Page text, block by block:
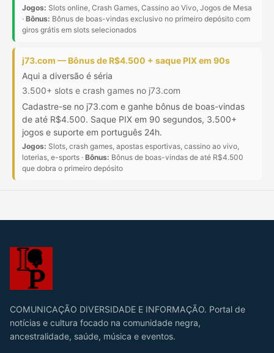
Jogos: Slots online, Crash Games, Cassino ao Vivo, Jogos de Mesa
· Bônus: Bônus de boas-vindas exclusivo no primeiro depósito com
giros grátis em slots selecionados
j73.com — Bônus de R$4.500 + saque PIX em 90s
Aqui a diversão é séria
3.500+ slots e crash games no j73.com
Cadastre-se no j73.com e ganhe bônus de boas-vindas
de até R$4.500. Saque PIX em 90 segundos, 3.500+
jogos e suporte em português 24h.
Jogos: Slots, crash games, apostas esportivas, cassino ao vivo,
loterias, e-sports · Bônus: Bônus de boas-vindas de até R$4.500
que dobra o primeiro depósito
COMUNICAÇÃO DIVERSIDADE E INFORMAÇÃO. Portal de
notícias e cultura focado na comunidade negra,
ancestralidade, saúde, música e eventos.